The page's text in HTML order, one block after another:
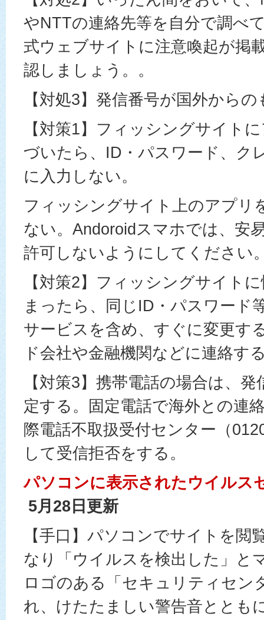
やNTTの連絡先等を自分で調べ
式ウェブサイトに注意喚起が掲
認しましょう。。
【対処3】発信番号が国外から
【対策1】フィッシングサイト
づいたら、ID・パスワード、ク
に入力しない。
フィッシングサイト上のアプリ
ない。Andoroidスマホでは、安
許可しないようにしてください
【対策2】フィッシングサイト
まったら、同じID・パスワード
サービスを含め、すぐに変更す
ド会社や金融機関などに連絡す
【対策3】携帯電話の場合は、
定する。固定電話で海外との連
際電話不取扱受付センター（
して受信拒否をする。
パソコンに表示されたウイルス
5月28日更新
【手口】パソコンでサイトを閲
なり「ウイルスを検出した」と
ロゴのある「セキュリティセン
れ、けたたましい警告音ととも